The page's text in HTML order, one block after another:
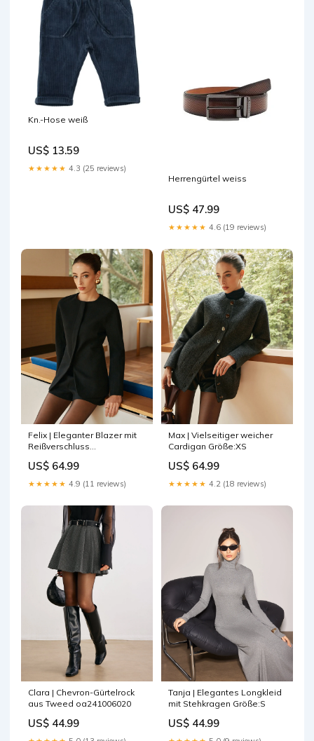
Kn.-Hose weiß
US$ 13.59
★★★★★ 4.3 (25 reviews)
Herrengürtel weiss
US$ 47.99
★★★★★ 4.6 (19 reviews)
Felix | Eleganter Blazer mit
Reißverschluss
US$ 64.99
★★★★★ 4.9 (11 reviews)
Max | Vielseitiger weicher
Cardigan Größe:XS
US$ 64.99
★★★★★ 4.2 (18 reviews)
Clara | Chevron-Gürtelrock
aus Tweed oa241006020
US$ 44.99
Tanja | Elegantes Longkleid
mit Stehkragen Größe:S
US$ 44.99